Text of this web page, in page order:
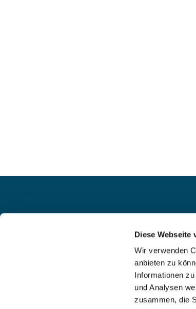
Diese Webseite
Wir verwenden
anbieten zu
Informationen
und Analysen
zusammen, die